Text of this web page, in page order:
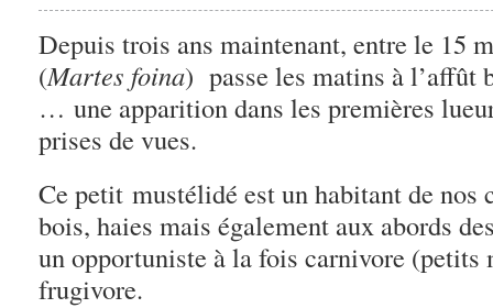
Depuis trois ans maintenant, entre le 15
(Martes foina) passe les matins à l’affût
… une apparition dans les premières
prises de vues.
Ce petit mustélidé est un habitant de nos
bois, haies mais également aux abords
un opportuniste à la fois carnivore (petits
frugivore.